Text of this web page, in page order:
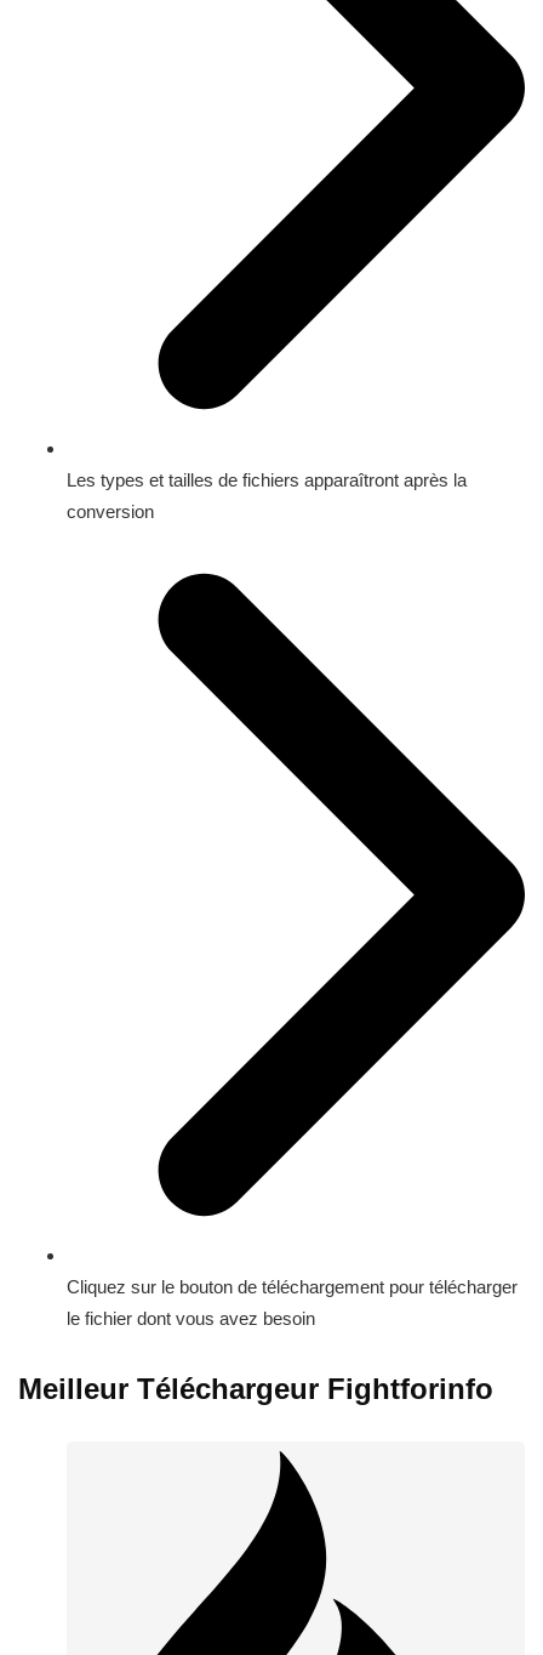
Les types et tailles de fichiers apparaîtront après la
conversion
Cliquez sur le bouton de téléchargement pour télécharger
le fichier dont vous avez besoin
Meilleur Téléchargeur Fightforinfo